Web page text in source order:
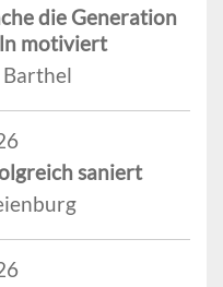
die Generation
motiviert
saniert